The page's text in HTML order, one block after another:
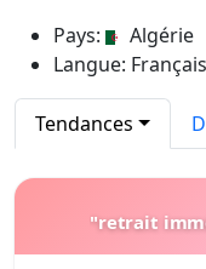
Pays:
Algérie
Langue: Français
Tendances
"retrait